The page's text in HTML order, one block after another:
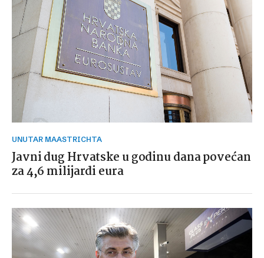
UNUTAR MAASTRICHTA
Javni dug Hrvatske u godinu dana povećan
za 4,6 milijardi eura